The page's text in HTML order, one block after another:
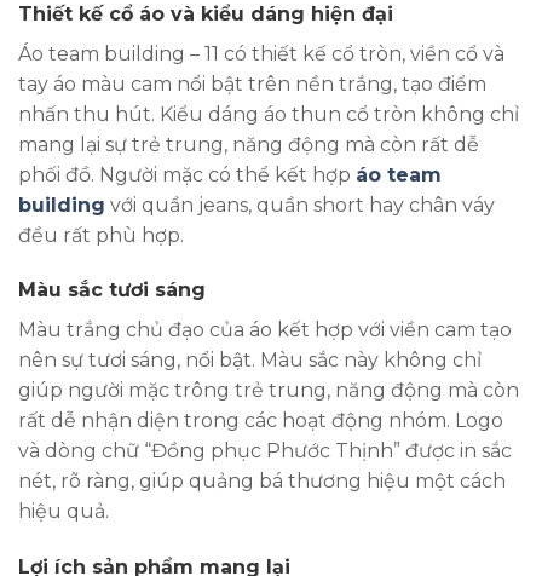
Thiết kế cổ áo và kiểu dáng hiện đại
Áo team building – 11 có thiết kế cổ tròn, viền cổ và
tay áo màu cam nổi bật trên nền trắng, tạo điểm
nhấn thu hút. Kiểu dáng áo thun cổ tròn không chỉ
mang lại sự trẻ trung, năng động mà còn rất dễ
phối đồ. Người mặc có thể kết hợp áo team
building với quần jeans, quần short hay chân váy
đều rất phù hợp.
Màu sắc tươi sáng
Màu trắng chủ đạo của áo kết hợp với viền cam tạo
nên sự tươi sáng, nổi bật. Màu sắc này không chỉ
giúp người mặc trông trẻ trung, năng động mà còn
rất dễ nhận diện trong các hoạt động nhóm. Logo
và dòng chữ “Đồng phục Phước Thịnh” được in sắc
nét, rõ ràng, giúp quảng bá thương hiệu một cách
hiệu quả.
Lợi ích sản phẩm mang lại